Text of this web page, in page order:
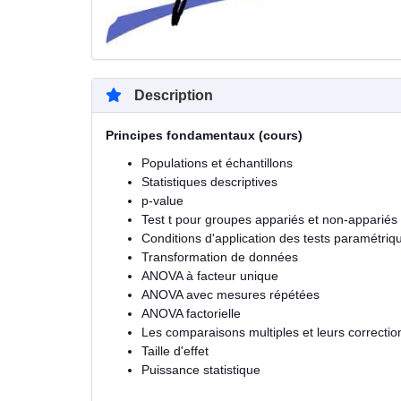
Description
Principes fondamentaux (cours)
Populations et échantillons
Statistiques descriptives
p-value
Test t pour groupes appariés et non-appariés
Conditions d'application des tests
Transformation de données
ANOVA à facteur unique
ANOVA avec mesures répétées
ANOVA factorielle
Les comparaisons multiples et leurs
Taille d'effet
Puissance statistique